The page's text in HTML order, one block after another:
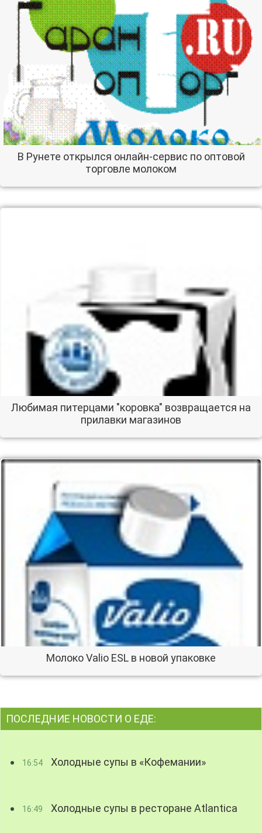
В Рунете открылся онлайн-сервис по оптовой
торговле молоком
Любимая питерцами "коровка" возвращается на
прилавки магазинов
Молоко Valio ESL в новой упаковке
ПОСЛЕДНИЕ НОВОСТИ О ЕДЕ:
16:54 Холодные супы в «Кофемании»
16:49 Холодные супы в ресторане Atlantica